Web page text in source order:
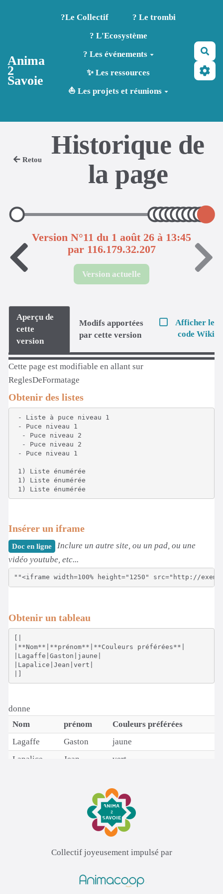
Aller au contenu principal
Anima
2
Savoie
?️Le Collectif
? Le trombi
? L'Ecosystème
? Les événements
✨ Les ressources
⛵ Les projets et réunions
Retour
Historique de
la page
Version N°11 du 1 août 26 à 13:45
par 116.179.32.207
Version actuelle
Aperçu de
cette
version
Modifs apportées
par cette version
Afficher le
code Wiki
Collectif joyeusement impulsé par